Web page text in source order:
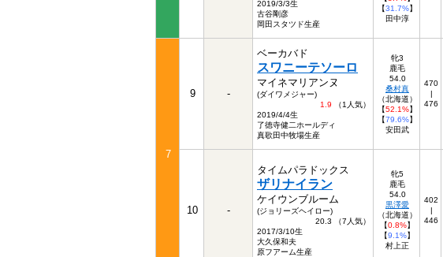
2019/3/3生
古谷剛彦
岡田スタツド生産
【31.7%】
田中淳
7
9 -
ベーカバド
スワニーテソーロ
マイネマリアンヌ
(ダイワメジャー)
1.9 （1人気）
2019/4/4生
了徳寺健二ホールディ
真歌田中牧場生産
牝3
鹿毛
54.0
桑村真
（北海道）
【52.1%】
【79.6%】
安田武
470
|
476
10 -
タイムパラドックス
ザリナイラン
ケイウンブルーム
(ジョリーズヘイロー)
20.3 （7人気）
2017/3/10生
大久保和夫
原フアーム生産
牝5
鹿毛
54.0
黒澤愛
（北海道）
【0.8%】
【9.1%】
村上正
402
|
446